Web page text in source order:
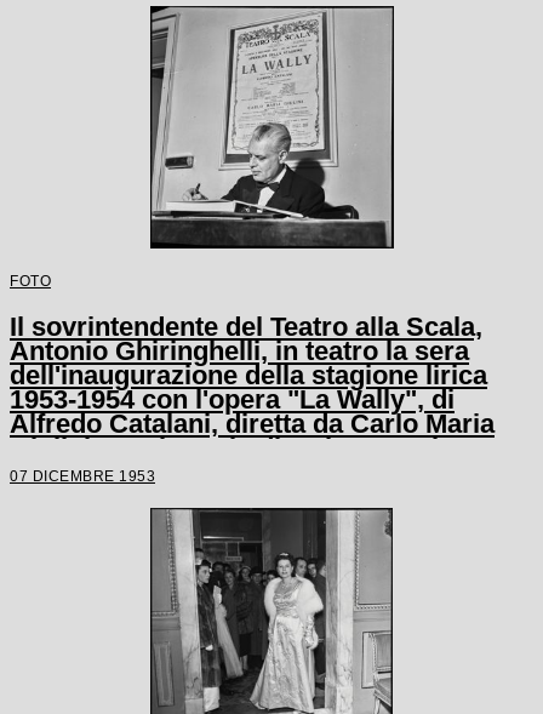
FOTO
Il sovrintendente del Teatro alla Scala,
Antonio Ghiringhelli, in teatro la sera
dell'inaugurazione della stagione lirica
1953-1954 con l'opera "La Wally", di
Alfredo Catalani, diretta da Carlo Maria
Giulini, con la regia di Tatiana Pavlova;
alle sue spalle la locandina dell'opera.
07 DICEMBRE 1953